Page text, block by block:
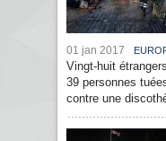
01 jan 2017
Vingt-huit
39 personnes
contre une